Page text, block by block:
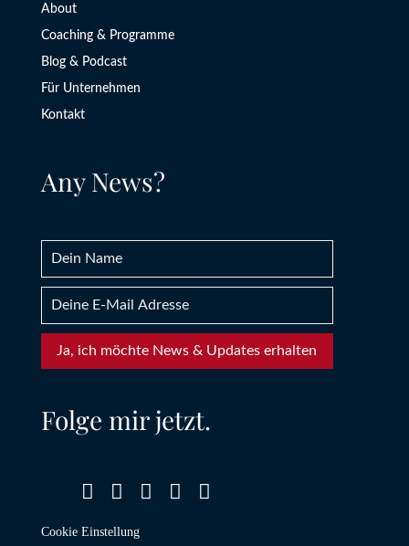
About
Coaching & Programme
Blog & Podcast
Für Unternehmen
Kontakt
Any News?
Ja, ich möchte News & Updates erhalten
Folge mir jetzt.
    
Cookie Einstellung